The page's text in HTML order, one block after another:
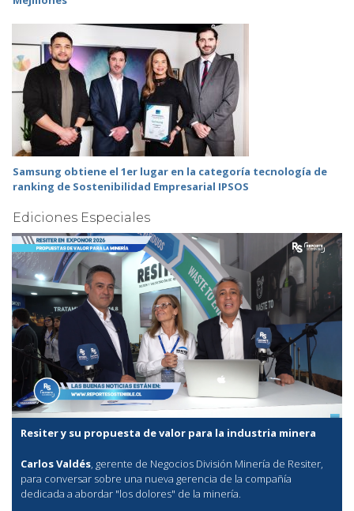
Samsung obtiene el 1er lugar en la categoría tecnología de
ranking de Sostenibilidad Empresarial IPSOS
Ediciones Especiales
Resiter y su propuesta de valor para la industria minera
Carlos Valdés, gerente de Negocios División Minería de Resiter,
para conversar sobre una nueva gerencia de la compañía
dedicada a abordar "los dolores" de la minería.